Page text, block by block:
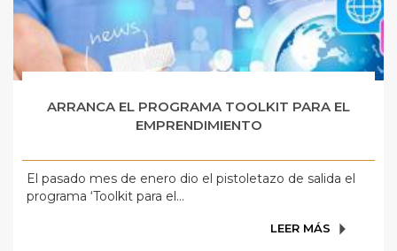
ARRANCA EL PROGRAMA TOOLKIT PARA EL
EMPRENDIMIENTO
El pasado mes de enero dio el pistoletazo de salida el
programa ‘Toolkit para el...
LEER MÁS